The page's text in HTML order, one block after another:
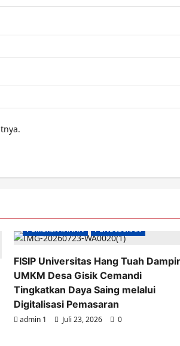
PEMERINTAHAN PENDIDIKAN
FISIP Universitas Hang Tuah
UMKM Desa Gisik Cemandi
Tingkatkan Daya Saing melalui
Digitalisasi Pemasaran
admin 1 Juli 23, 2026 0